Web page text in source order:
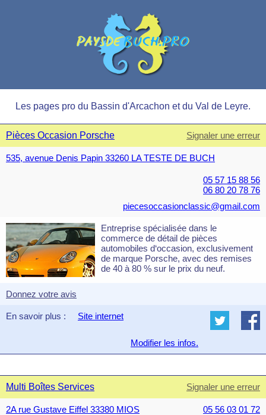
Les pages pro du Bassin d'Arcachon et du Val de Leyre.
Pièces Occasion Porsche Signaler une erreur
535, avenue Denis Papin 33260 LA TESTE DE BUCH
05 57 15 88 56
06 80 20 78 76
piecesoccasionclassic@gmail.com
Entreprise spécialisée dans le
commerce de détail de pièces
automobiles d‘occasion, exclusivement
de marque Porsche, avec des remises
de 40 à 80 % sur le prix du neuf.
Donnez votre avis
En savoir plus : Site internet
Modifier les infos.
Multi Boîtes Services Signaler une erreur
2A rue Gustave Eiffel 33380 MIOS
05 56 03 01 72